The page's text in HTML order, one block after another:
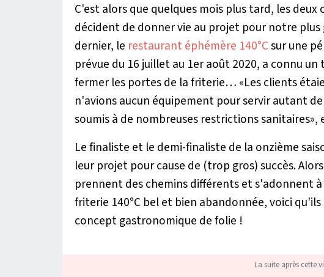
C'est alors que quelques mois plus tard, les
décident de donner vie au projet pour notre
dernier, le restaurant éphémère 140°Csur une
prévue du 16 juillet au 1er août 2020, a connu
fermer les portes de la friterie… «Les clients
n'avions aucun équipement pour servir autant
soumis à de nombreuses restrictions sanitaires»,
Le finaliste et le demi-finaliste de la onzième
leur projet pour cause de (trop gros) succès.
prennent des chemins différents et s'adonnent
friterie 140°C bel et bien abandonnée, voici
concept gastronomique de folie !
La suite après cette